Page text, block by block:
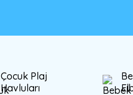
Çocuk Plaj
Havluları